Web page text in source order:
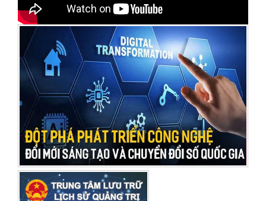
tưởng nhớ các anh hùng liệt sĩ
SỞ NỘI VỤ TỈNH QUẢNG TRỊ PHÁT ĐỘNG THAM GIA CUỘC
THI TRỰC TUYẾN “TÌM HIỂU PHÁP LUẬT VỀ BẢO HIỂM XÃ
HỘI, BẢO HIỂM Y TẾ”